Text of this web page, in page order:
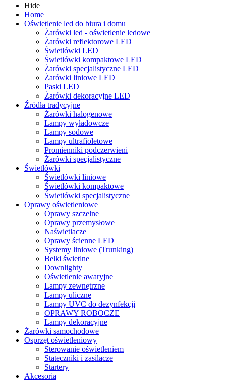
Hide
Home
Oświetlenie led do biura i domu
Żarówki led - oświetlenie ledowe
Żarówki reflektorowe LED
Świetlówki LED
Świetlówki kompaktowe LED
Żarówki specjalistyczne LED
Żarówki liniowe LED
Paski LED
Żarówki dekoracyjne LED
Źródła tradycyjne
Żarówki halogenowe
Lampy wyładowcze
Lampy sodowe
Lampy ultrafioletowe
Promienniki podczerwieni
Żarówki specjalistyczne
Świetlówki
Świetlówki liniowe
Świetlówki kompaktowe
Świetlówki specjalistyczne
Oprawy oświetleniowe
Oprawy szczelne
Oprawy przemysłowe
Naświetlacze
Oprawy ścienne LED
Systemy liniowe (Trunking)
Belki świetlne
Downlighty
Oświetlenie awaryjne
Lampy zewnętrzne
Lampy uliczne
Lampy UVC do dezynfekcji
OPRAWY ROBOCZE
Lampy dekoracyjne
Żarówki samochodowe
Osprzęt oświetleniowy
Sterowanie oświetleniem
Stateczniki i zasilacze
Startery
Akcesoria